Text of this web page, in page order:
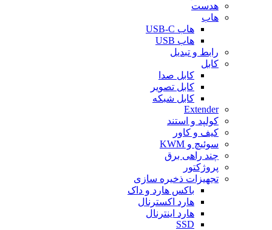
هدست
هاب
هاب USB-C
هاب USB
رابط و تبدیل
کابل
کابل صدا
کابل تصویر
کابل شبکه
Extender
کولپد و استند
کیف و کاور
سوئیچ و KWM
چند راهی برق
پروژکتور
تجهیزات ذخیره سازی
باکس هارد و داک
هارد اکسترنال
هارد اینترنال
SSD